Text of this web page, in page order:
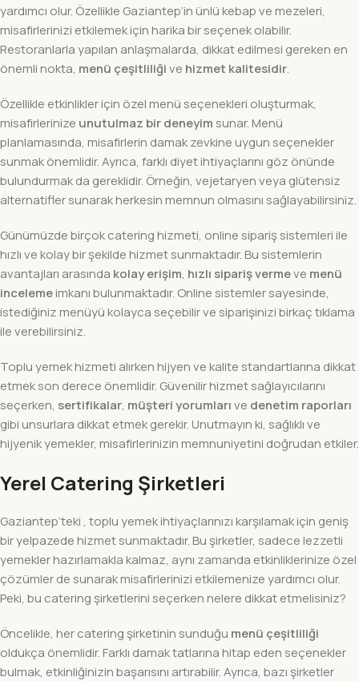
yardımcı olur. Özellikle Gaziantep’in ünlü kebap ve mezeleri,
misafirlerinizi etkilemek için harika bir seçenek olabilir.
Restoranlarla yapılan anlaşmalarda, dikkat edilmesi gereken en
önemli nokta, menü çeşitliliğive hizmet kalitesidir.
Özellikle etkinlikler için özel menü seçenekleri oluşturmak,
misafirlerinize unutulmaz bir deneyim sunar. Menü
planlamasında, misafirlerin damak zevkine uygun seçenekler
sunmak önemlidir. Ayrıca, farklı diyet ihtiyaçlarını göz önünde
bulundurmak da gereklidir. Örneğin, vejetaryen veya glütensiz
alternatifler sunarak herkesin memnun olmasını sağlayabilirsiniz.
Günümüzde birçok catering hizmeti, online sipariş sistemleri ile
hızlı ve kolay bir şekilde hizmet sunmaktadır. Bu sistemlerin
avantajları arasında kolay erişim, hızlı sipariş vermeve menü
incelemeimkanı bulunmaktadır. Online sistemler sayesinde,
istediğiniz menüyü kolayca seçebilir ve siparişinizi birkaç tıklama
ile verebilirsiniz.
Toplu yemek hizmeti alırken hijyen ve kalite standartlarına dikkat
etmek son derece önemlidir. Güvenilir hizmet sağlayıcılarını
seçerken, sertifikalar, müşteri yorumlarıve denetim raporları
gibi unsurlara dikkat etmek gerekir. Unutmayın ki, sağlıklı ve
hijyenik yemekler, misafirlerinizin memnuniyetini doğrudan etkiler.
Yerel Catering Şirketleri
Gaziantep’teki , toplu yemek ihtiyaçlarınızı karşılamak için geniş
bir yelpazede hizmet sunmaktadır. Bu şirketler, sadece lezzetli
yemekler hazırlamakla kalmaz, aynı zamanda etkinliklerinize özel
çözümler de sunarak misafirlerinizi etkilemenize yardımcı olur.
Peki, bu catering şirketlerini seçerken nelere dikkat etmelisiniz?
Öncelikle, her catering şirketinin sunduğu menü çeşitliliği
oldukça önemlidir. Farklı damak tatlarına hitap eden seçenekler
bulmak, etkinliğinizin başarısını artırabilir. Ayrıca, bazı şirketler